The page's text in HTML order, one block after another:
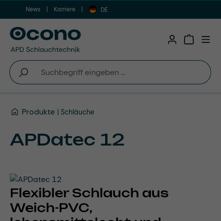
Zum Hauptinhalt springen
News Karriere DE
Produkte Schläuche
APDatec 12
Flexibler Schlauch aus
Weich-PVC,